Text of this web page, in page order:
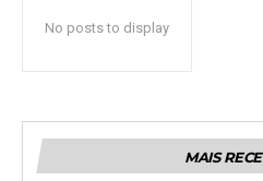
No posts to display
MAIS